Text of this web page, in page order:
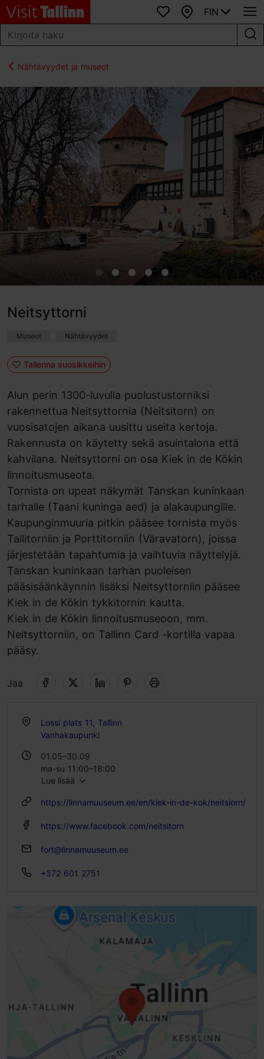
SuosikitKartta
FIN
Nähtävyydet ja museot
Neitsyttorni
Museot Nähtävyydet
Tallenna suosikkeihin
Alun perin 1300-luvulla puolustustorniksi
rakennettua Neitsyttornia (Neitsitorn) on
vuosisatojen aikana uusittu useita kertoja.
Rakennusta on käytetty sekä asuintalona että
kahvilana. Neitsyttorni on osa Kiek in de Kökin
linnoitusmuseota.
Tornista on upeat näkymät Tanskan kuninkaan
tarhalle (Taani kuninga aed) ja alakaupungille.
Kaupunginmuuria pitkin pääsee tornista myös
Tallitorniin ja Porttitorniin (Väravatorn), joissa
järjestetään tapahtumia ja vaihtuvia näyttelyjä.
Tanskan kuninkaan tarhan puoleisen
pääsisäänkäynnin lisäksi Neitsyttorniin pääsee
Kiek in de Kökin tykkitornin kautta.
Kiek in de Kökin linnoitusmuseoon, mm.
Neitsyttorniin, on Tallinn Card -kortilla vapaa
pääsy.
Jaa
Lossi plats 11, Tallinn
Vanhakaupunki
01.05–30.09
ma-su 11:00–18:00
ti – su 11:00–18:00
Lue lisää
https://linnamuuseum.ee/en/kiek-in-de-kok/neitsiorn/
https://www.facebook.com/neitsitorn
fort@linnamuuseum.ee
+372 601 2751